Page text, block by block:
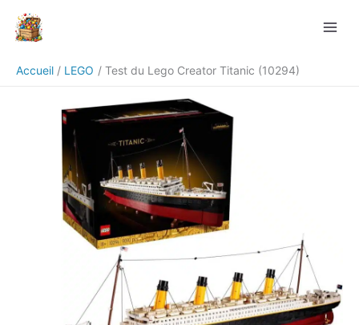
Accueil
LEGO Test du Lego Creator Titanic (10294)
Rechercher